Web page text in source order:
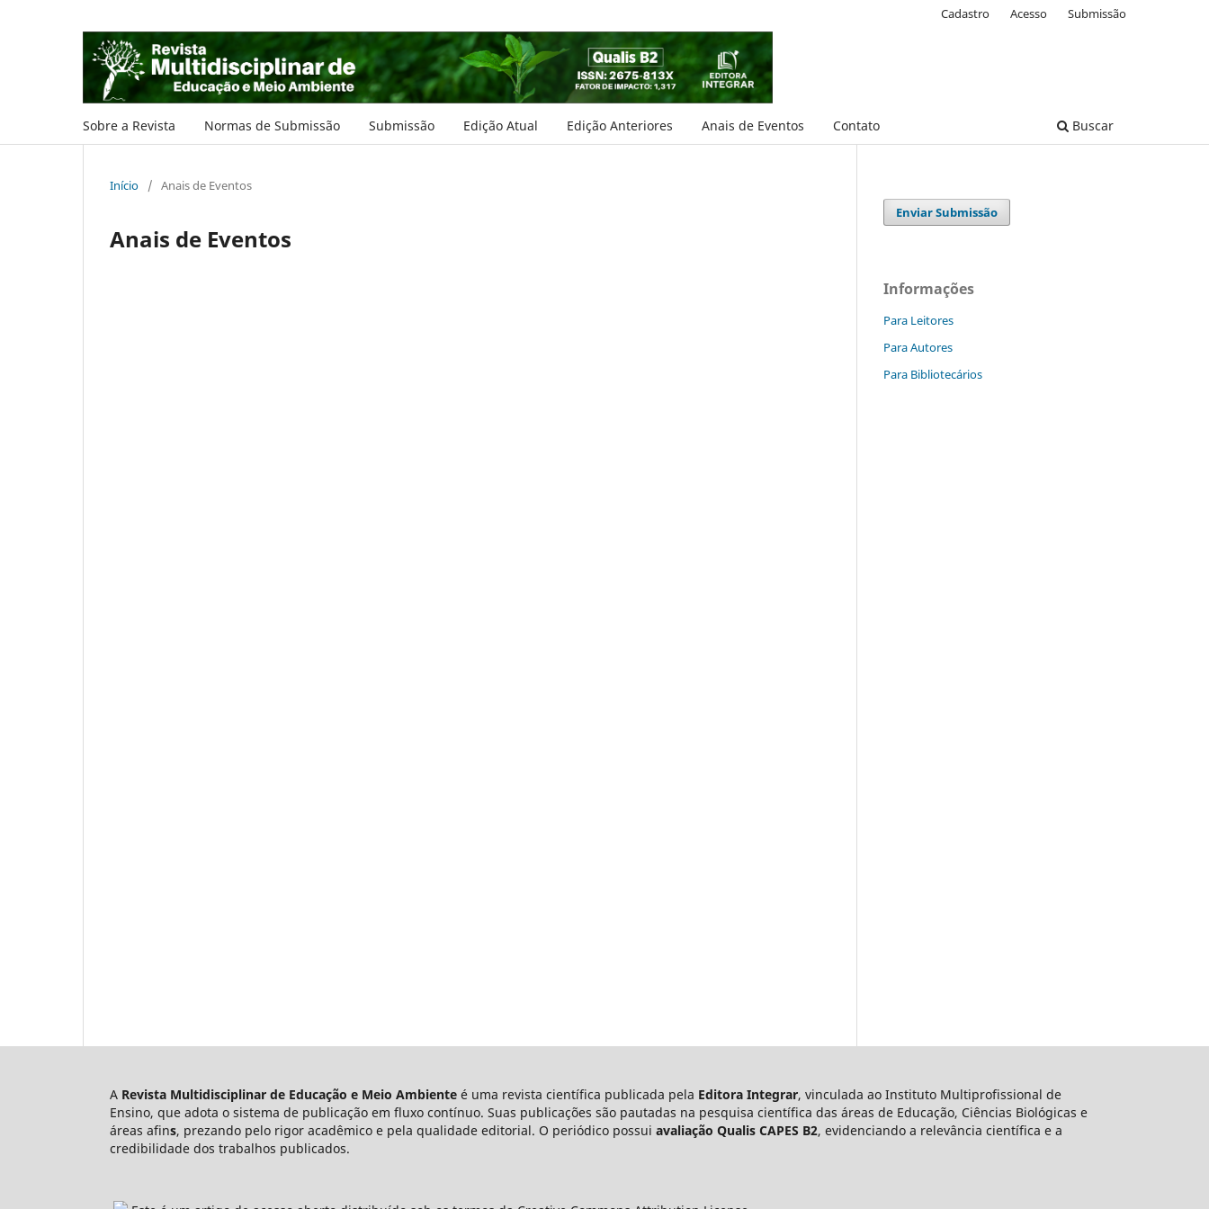
Sobre a Revista Normas de Submissão Submissão Edição Atual Edição Anteriores Anais de Eventos Contato Buscar
Cadastro Acesso Submissão
Início / Anais de Eventos
Anais de Eventos
Enviar Submissão
Informações
Para Leitores
Para Autores
Para Bibliotecários
A Revista Multidisciplinar de Educação e Meio Ambiente é uma revista científica publicada pela Editora Integrar, vinculada ao Instituto Multiprofissional de
Ensino, que adota o sistema de publicação em fluxo contínuo. Suas publicações são pautadas na pesquisa científica das áreas de Educação, Ciências Biológicas e
áreas afins, prezando pelo rigor acadêmico e pela qualidade editorial. O periódico possui avaliação Qualis CAPES B2, evidenciando a relevância científica e a
credibilidade dos trabalhos publicados.